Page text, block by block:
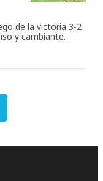
de la victoria 3-2
y cambiante.